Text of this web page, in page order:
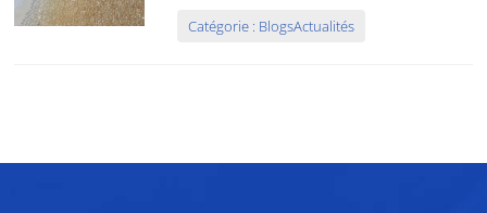
météorologiques défavorables, notamment
Catégorie : BlogsActualités